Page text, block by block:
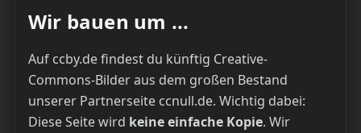
Wir bauen um ...
Auf ccby.de findest du künftig Creative-
Commons-Bilder aus dem großen Bestand
unserer Partnerseite ccnull.de. Wichtig dabei:
Diese Seite wird keine einfache Kopie. Wir